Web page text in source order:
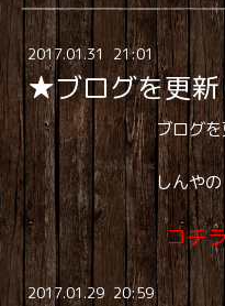
2017.01.31 21:01
★ブログを更新
ブログを
しんや
コチ
2017.01.29 20:59